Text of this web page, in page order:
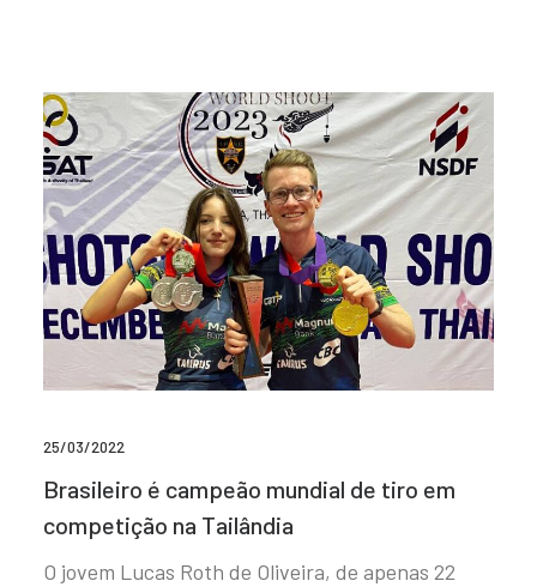
25/03/2022
Brasileiro é campeão mundial de tiro em
competição na Tailândia
O jovem Lucas Roth de Oliveira, de apenas 22